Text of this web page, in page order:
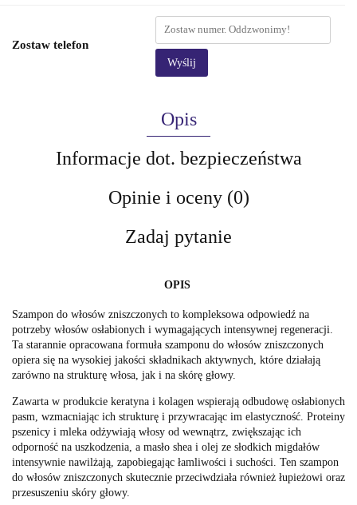
Zostaw telefon
Wyślij
Opis
Informacje dot. bezpieczeństwa
Opinie i oceny (0)
Zadaj pytanie
OPIS
Szampon do włosów zniszczonych to kompleksowa odpowiedź na
potrzeby włosów osłabionych i wymagających intensywnej regeneracji.
Ta starannie opracowana formuła szamponu do włosów zniszczonych
opiera się na wysokiej jakości składnikach aktywnych, które działają
zarówno na strukturę włosa, jak i na skórę głowy.
Zawarta w produkcie keratyna i kolagen wspierają odbudowę osłabionych
pasm, wzmacniając ich strukturę i przywracając im elastyczność. Proteiny
pszenicy i mleka odżywiają włosy od wewnątrz, zwiększając ich
odporność na uszkodzenia, a masło shea i olej ze słodkich migdałów
intensywnie nawilżają, zapobiegając łamliwości i suchości. Ten szampon
do włosów zniszczonych skutecznie przeciwdziała również łupieżowi oraz
przesuszeniu skóry głowy.